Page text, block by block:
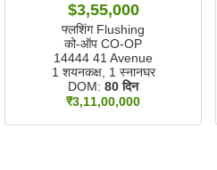
$3,55,000
फ्लशिंग Flushing
को-ऑप CO-OP
14444 41 Avenue
1 शयनकक्ष, 1 स्नानघर
DOM: 80 दिन
₹3,11,00,000